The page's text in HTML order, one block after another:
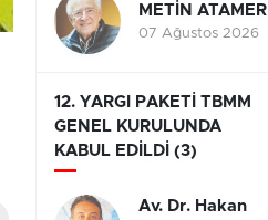
METİN ATAMER
07 Ağustos 2026
12. YARGI PAKETİ TBMM
GENEL KURULUNDA
KABUL EDİLDİ (3)
Av. Dr. Hakan